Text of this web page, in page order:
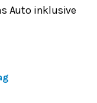
Auto inklusive